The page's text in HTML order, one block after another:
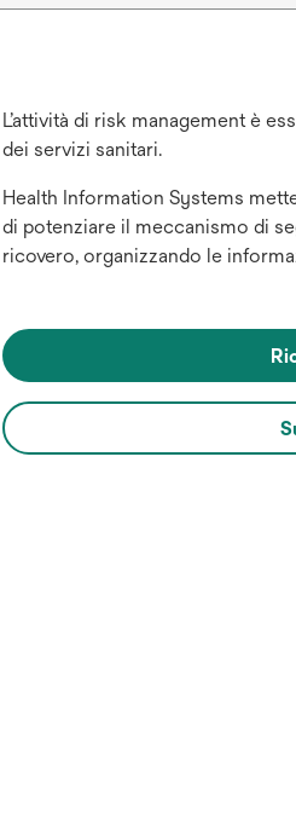
L’attività di risk management è
dei servizi sanitari.
Health Information Systems
di potenziare il meccanismo di
ricovero, organizzando le